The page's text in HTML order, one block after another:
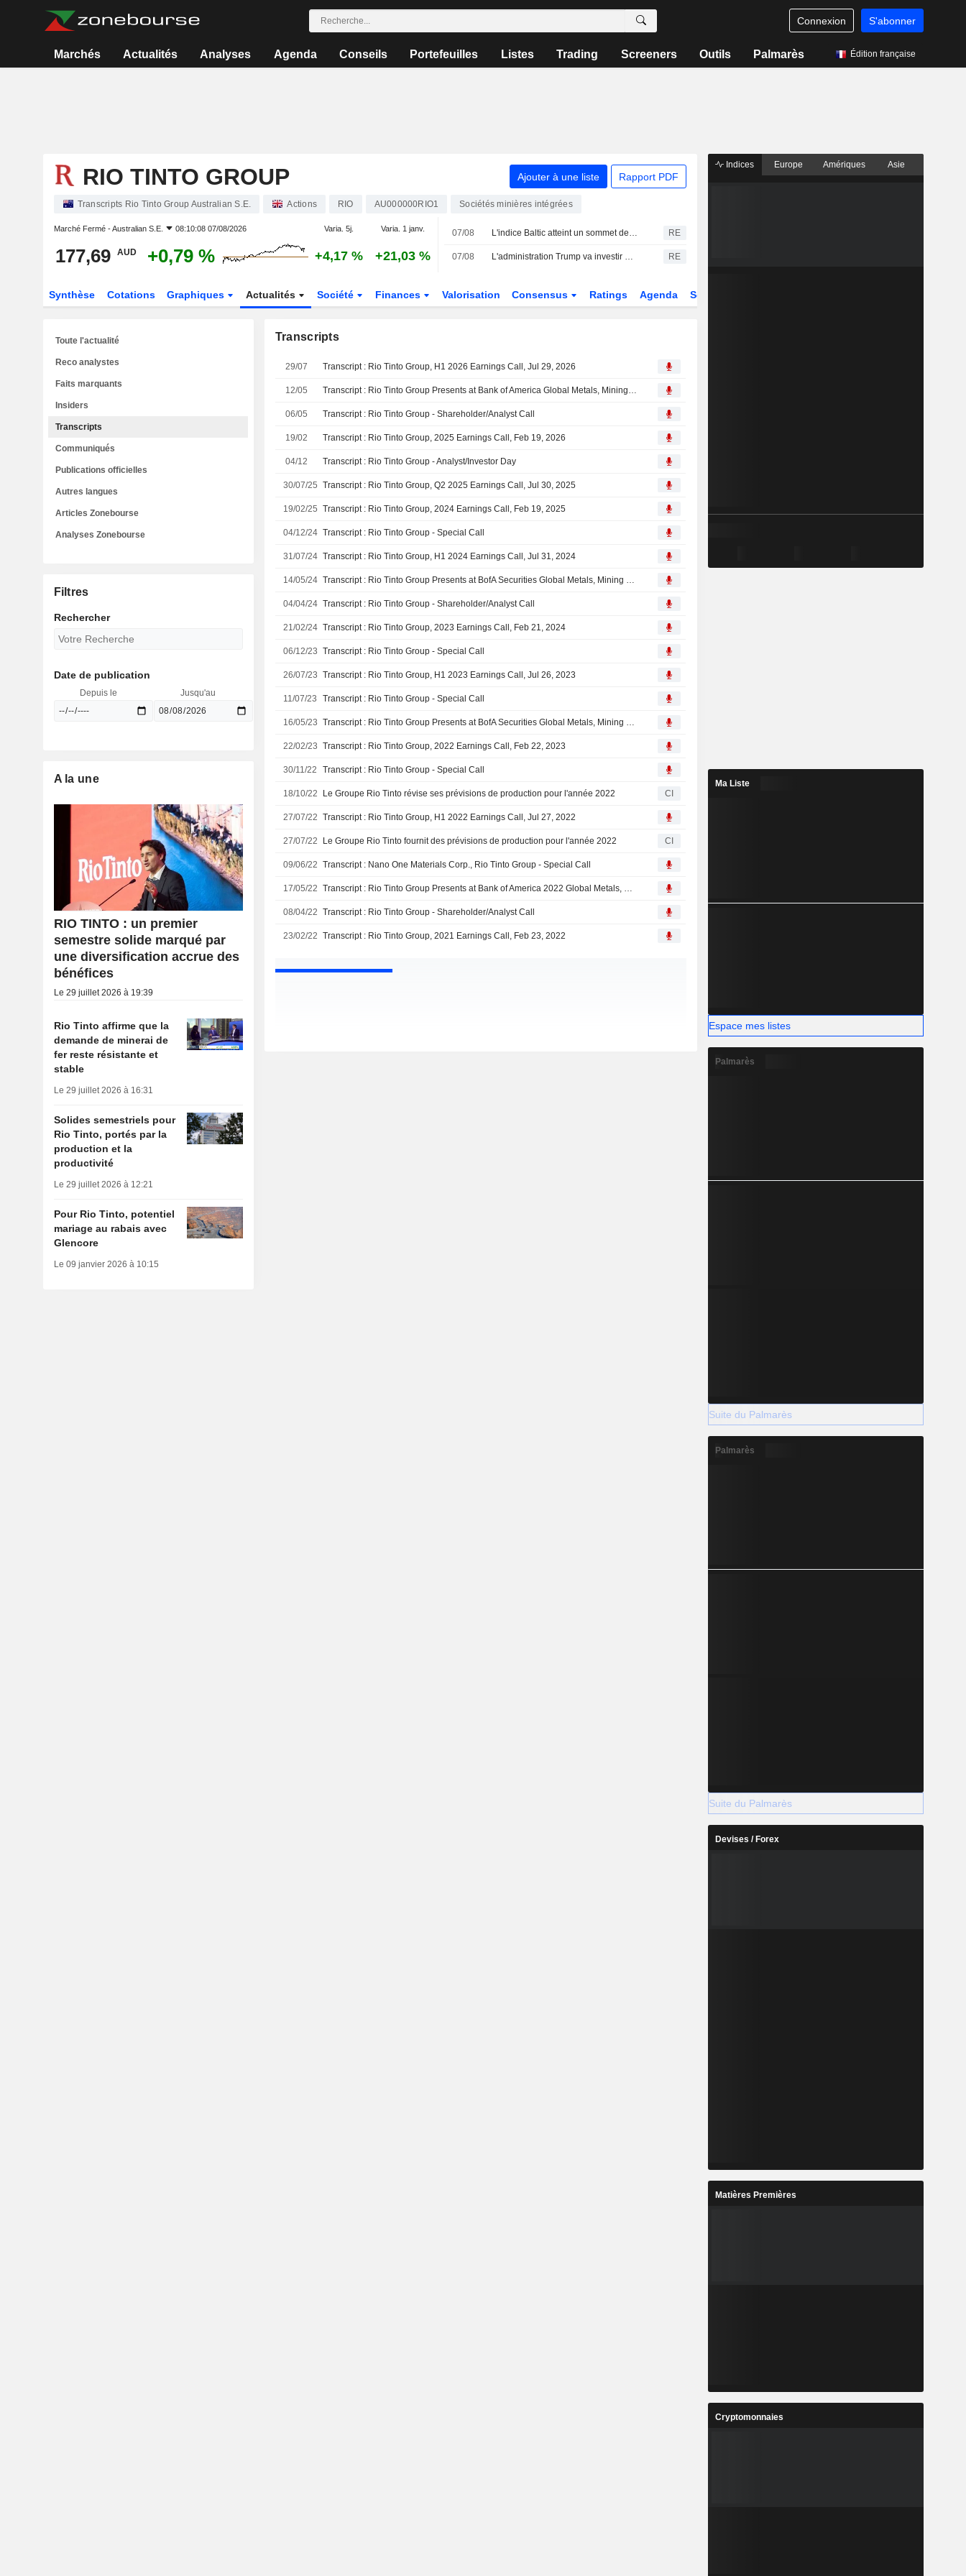
Connexion S'abonner
Marchés Actualités Analyses Agenda Conseils Portefeuilles Listes Trading Screeners Outils Palmarès Édition française
RIO TINTO GROUP Ajouter à une liste Rapport PDF
Transcripts Rio Tinto Group Australian S.E. Actions RIO AU000000RIO1 Sociétés minières intégrées
Marché Fermé -Australian S.E. 08:10:08 07/08/2026 Varia. 5j. Varia. 1 janv.
177,69 AUD +0,79 % +4,17 % +21,03 %
07/08 L'indice Baltic atteint un sommet de plus de deux mois et enregistre un gain hebdomadaire RE
07/08 L'administration Trump va investir 3 milliards de dollars dans des projets miniers pour renforcer les chaînes d'approvisionnement de la défense américaine RE
Synthèse Cotations Graphiques Actualités Société Finances Valorisation Consensus Ratings Agenda Secteur
Transcripts
29/07 Transcript : Rio Tinto Group, H1 2026 Earnings Call, Jul 29, 2026
12/05 Transcript : Rio Tinto Group Presents at Bank of America Global Metals, Mining & Steel Conference 2026, May-12-2026 09:00 AM
06/05 Transcript : Rio Tinto Group - Shareholder/Analyst Call
19/02 Transcript : Rio Tinto Group, 2025 Earnings Call, Feb 19, 2026
04/12 Transcript : Rio Tinto Group - Analyst/Investor Day
30/07/25 Transcript : Rio Tinto Group, Q2 2025 Earnings Call, Jul 30, 2025
19/02/25 Transcript : Rio Tinto Group, 2024 Earnings Call, Feb 19, 2025
04/12/24 Transcript : Rio Tinto Group - Special Call
31/07/24 Transcript : Rio Tinto Group, H1 2024 Earnings Call, Jul 31, 2024
14/05/24 Transcript : Rio Tinto Group Presents at BofA Securities Global Metals, Mining and Steel Conference 2024, May-14-2024 10:00 AM
04/04/24 Transcript : Rio Tinto Group - Shareholder/Analyst Call
21/02/24 Transcript : Rio Tinto Group, 2023 Earnings Call, Feb 21, 2024
06/12/23 Transcript : Rio Tinto Group - Special Call
26/07/23 Transcript : Rio Tinto Group, H1 2023 Earnings Call, Jul 26, 2023
11/07/23 Transcript : Rio Tinto Group - Special Call
16/05/23 Transcript : Rio Tinto Group Presents at BofA Securities Global Metals, Mining & Steel Conference 2023, May-16-2023 10:00 AM
22/02/23 Transcript : Rio Tinto Group, 2022 Earnings Call, Feb 22, 2023
30/11/22 Transcript : Rio Tinto Group - Special Call
18/10/22 Le Groupe Rio Tinto révise ses prévisions de production pour l'année 2022 CI
27/07/22 Transcript : Rio Tinto Group, H1 2022 Earnings Call, Jul 27, 2022
27/07/22 Le Groupe Rio Tinto fournit des prévisions de production pour l'année 2022 CI
09/06/22 Transcript : Nano One Materials Corp., Rio Tinto Group - Special Call
17/05/22 Transcript : Rio Tinto Group Presents at Bank of America 2022 Global Metals, Mining and Steel Conference, May-17-2022 10:00 AM
08/04/22 Transcript : Rio Tinto Group - Shareholder/Analyst Call
23/02/22 Transcript : Rio Tinto Group, 2021 Earnings Call, Feb 23, 2022
Toute l'actualité
Reco analystes
Faits marquants
Insiders
Transcripts
Communiqués
Publications officielles
Autres langues
Articles Zonebourse
Analyses Zonebourse
Filtres
Rechercher
Date de publication
Depuis le Jusqu'au
A la une
RIO TINTO : un premier
semestre solide marqué par
une diversification accrue des
bénéfices
Le 29 juillet 2026 à 19:39
Rio Tinto affirme que la
demande de minerai de
fer reste résistante et
stable
Le 29 juillet 2026 à 16:31
Solides semestriels pour
Rio Tinto, portés par la
production et la
productivité
Le 29 juillet 2026 à 12:21
Pour Rio Tinto, potentiel
mariage au rabais avec
Glencore
Le 09 janvier 2026 à 10:15
Indices Europe Amériques Asie
Ma Liste
Espace mes listes
Palmarès
Suite du Palmarès
Palmarès
Suite du Palmarès
Devises / Forex
Matières Premières
Cryptomonnaies